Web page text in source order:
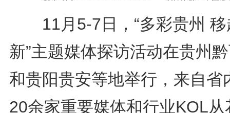
11月5-7日，“多彩贵州 移
新”主题媒体探访活动在贵州
和贵阳贵安等地举行，来自省
20余家重要媒体和行业KOL从